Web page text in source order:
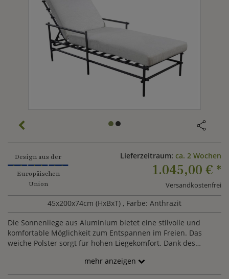
Design aus der
Europäischen
Union
Lieferzeitraum: ca. 2 Wochen
1.045,00 € *
Versandkostenfrei
45x200x74cm (HxBxT) , Farbe: Anthrazit
Die Sonnenliege aus Aluminium bietet eine stilvolle und
komfortable Möglichkeit zum Entspannen im Freien. Das
weiche Polster sorgt für hohen Liegekomfort. Dank des
leichtes Gewicht ermöglicht eine flexible Platzierung im
Garten oder auf der Terrasse.
mehr anzeigen